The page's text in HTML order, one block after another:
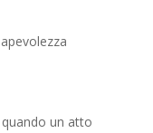
un atto